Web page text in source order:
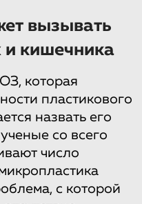
вызывать
и кишечника
которая
пластикового
назвать его
со всего
число
с которой